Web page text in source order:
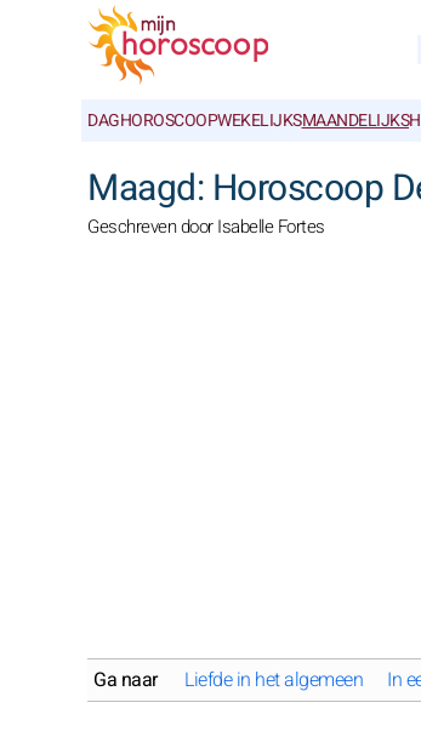
DAGHOROSCOOPWEKELIJKSMAANDELIJKS
Maagd: Horoscoop
Geschreven door Isabelle Fortes
Ga naar Liefde in het algemeen In